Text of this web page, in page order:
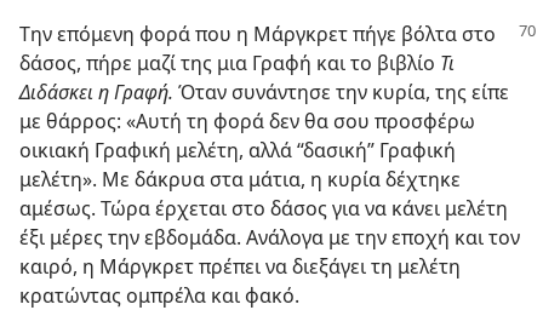
Την επόμενη φορά που η Μάργκρετ πήγε βόλτα στο
δάσος, πήρε μαζί της μια Γραφή και το βιβλίο Τι
Διδάσκει η Γραφή. Όταν συνάντησε την κυρία, της είπε
με θάρρος: «Αυτή τη φορά δεν θα σου προσφέρω
οικιακή Γραφική μελέτη, αλλά “δασική” Γραφική
μελέτη». Με δάκρυα στα μάτια, η κυρία δέχτηκε
αμέσως. Τώρα έρχεται στο δάσος για να κάνει μελέτη
έξι μέρες την εβδομάδα. Ανάλογα με την εποχή και τον
καιρό, η Μάργκρετ πρέπει να διεξάγει τη μελέτη
κρατώντας ομπρέλα και φακό.